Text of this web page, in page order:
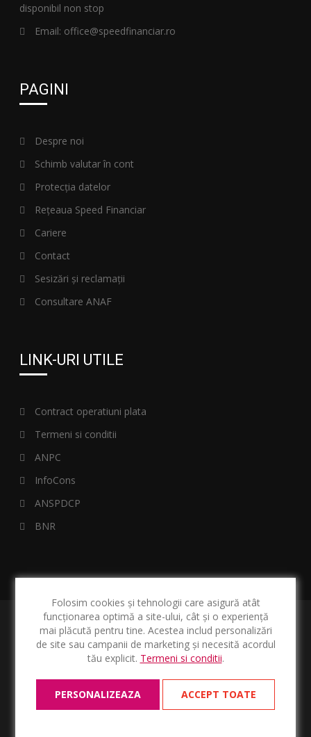
disponibil non stop
Email: office@speedfinanciar.ro
PAGINI
Despre noi
Schimb valutar în cont
Protecția datelor
Rețeaua Speed Financiar
Cariere
Contact
Sesizări și reclamații
Consultare ANAF
LINK-URI UTILE
Contract operatiuni plata
Termeni si conditii
ANPC
InfoCons
ANSPDCP
BNR
Copyright © 2026 l speedfinanciar.ro. Toate drepturile
rezervate.
Folosim cookies și tehnologii care asigură atât
funcționarea optimă a site-ului, cât și o experiență
mai plăcută pentru tine. Acestea includ personalizări
de site sau campanii de marketing și necesită acordul
tău explicit. Termeni si conditii.